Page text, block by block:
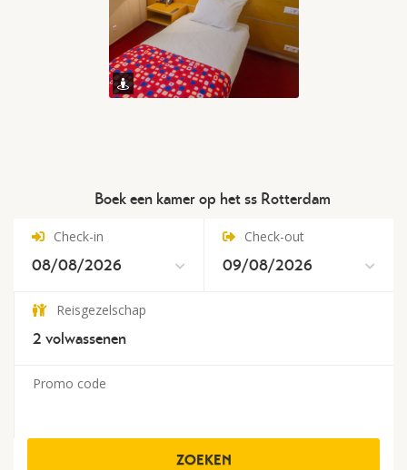
Boek een kamer op het ss Rotterdam
Check-in Check-out
Reisgezelschap
2 volwassenen
Promo code
ZOEKEN